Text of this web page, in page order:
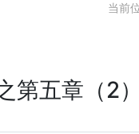
当前
五章（2）